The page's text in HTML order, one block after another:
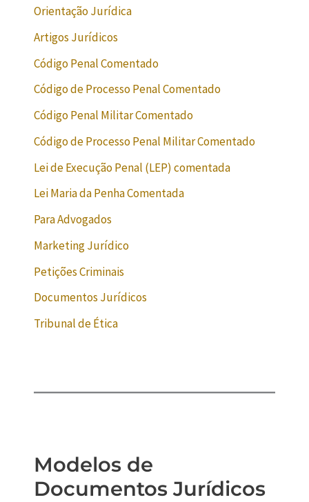
Orientação Jurídica
Artigos Jurídicos
Código Penal Comentado
Código de Processo Penal Comentado
Código Penal Militar Comentado
Código de Processo Penal Militar Comentado
Lei de Execução Penal (LEP) comentada
Lei Maria da Penha Comentada
Para Advogados
Marketing Jurídico
Petições Criminais
Documentos Jurídicos
Tribunal de Ética
Modelos de
Documentos Jurídicos